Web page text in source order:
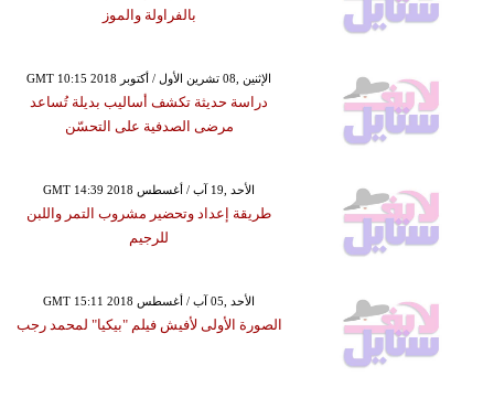
بالفراولة والموز
GMT 10:15 2018 الإثنين ,08 تشرين الأول / أكتوبر
دراسة حديثة تكشف أساليب بديلة تُساعد
مرضى الصدفية على التحسّن
GMT 14:39 2018 الأحد ,19 آب / أغسطس
طريقة إعداد وتحضير مشروب التمر واللبن
للرجيم
GMT 15:11 2018 الأحد ,05 آب / أغسطس
الصورة الأولى لأفيش فيلم "بيكيا" لمحمد رجب